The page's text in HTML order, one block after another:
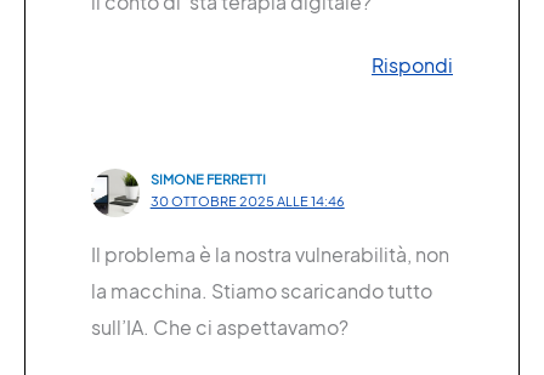
Rispondi
SIMONE FERRETTI
30 OTTOBRE 2025 ALLE 14:46
Il problema è la nostra vulnerabilità, non
la macchina. Stiamo scaricando tutto
sull’IA. Che ci aspettavamo?